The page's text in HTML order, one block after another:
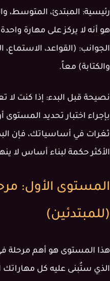
رئيسية: المبتدئ، المتوسط،
هو أنه لا يركز على مهارة
الجوانب: (القواعد، الاستماع،
والكتابة) معاً.
نصيحة قبل البدء: إذا كنت
بإجراء اختبار تحديد المستوى
ثغرات في أساسياتك، فإن
الأكثر حكمة لبناء أساس لا
المستوى الأول:
(للمبتدئين)
هذا المستوى هو أهم مرحلة
الذي ستُبنى عليه كل